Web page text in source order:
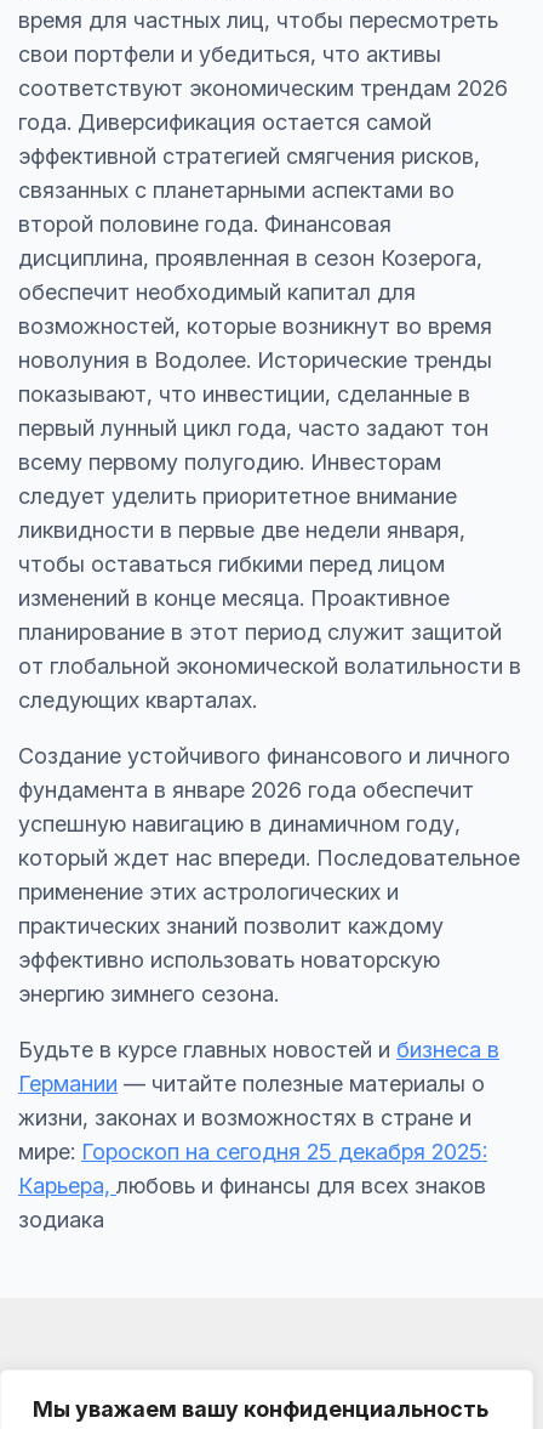
Мы уважаем вашу конфиденциальность
время для частных лиц, чтобы пересмотреть
свои портфели и убедиться, что активы
соответствуют экономическим трендам 2026
года. Диверсификация остается самой
эффективной стратегией смягчения рисков,
связанных с планетарными аспектами во
второй половине года. Финансовая
дисциплина, проявленная в сезон Козерога,
обеспечит необходимый капитал для
возможностей, которые возникнут во время
новолуния в Водолее. Исторические тренды
показывают, что инвестиции, сделанные в
первый лунный цикл года, часто задают тон
всему первому полугодию. Инвесторам
следует уделить приоритетное внимание
ликвидности в первые две недели января,
чтобы оставаться гибкими перед лицом
изменений в конце месяца. Проактивное
планирование в этот период служит защитой
от глобальной экономической волатильности в
следующих кварталах.
Создание устойчивого финансового и личного
фундамента в январе 2026 года обеспечит
успешную навигацию в динамичном году,
который ждет нас впереди. Последовательное
применение этих астрологических и
практических знаний позволит каждому
эффективно использовать новаторскую
энергию зимнего сезона.
Будьте в курсе главных новостей и бизнеса в
Германии — читайте полезные материалы о
жизни, законах и возможностях в стране и
мире: Гороскоп на сегодня 25 декабря 2025:
Карьера, любовь и финансы для всех знаков
зодиака